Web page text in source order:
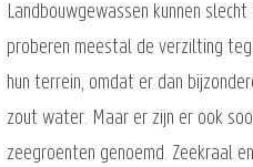
Landbouwgewassen kunnen
proberen meestal de verzilting
hun terrein, omdat er dan
zout water. Maar er zijn er ook
zeegroenten genoemd. Zeekraal